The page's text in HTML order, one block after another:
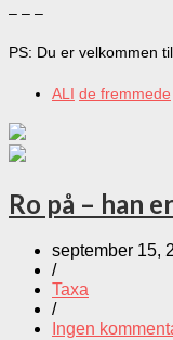
– – –
PS: Du er velkommen
ALI de fremmede
Ro på – han
september 15,
/
Taxa
/
Ingen